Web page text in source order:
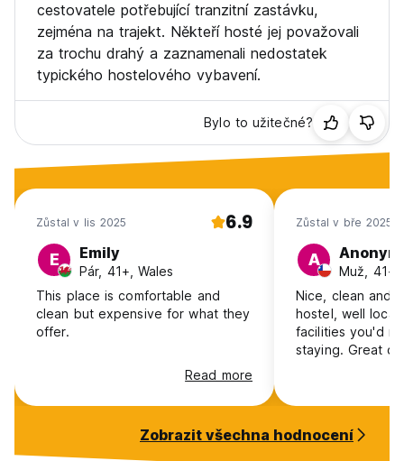
cestovatele potřebující tranzitní zastávku,
zejména na trajekt. Někteří hosté jej považovali
za trochu drahý a zaznamenali nedostatek
typického hostelového vybavení.
Bylo to užitečné?
Zůstal v lis 2025 6.9
E Emily
Pár, 41+, Wales
This place is comfortable and
clean but expensive for what they
offer.
Read more
Zůstal v bře 2025
A
Muž, 41+,
Nice, clean and
hostel, well
facilities you'd
staying. Great
Zobrazit všechna hodnocení